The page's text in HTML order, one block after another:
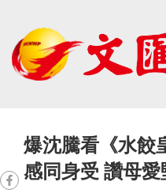
爆沈騰看《水餃
感同身受 讚母